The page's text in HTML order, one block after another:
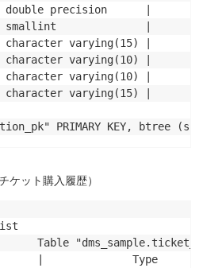
| double precision      |
| smallint              |
character varying(15) |
varying(10) |
varying(10) |
character varying(15) |
チケット購入履歴）
Table
|              Type